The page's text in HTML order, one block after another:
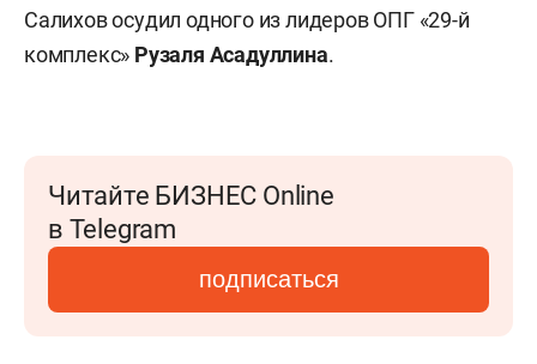
Салихов осудил одного из лидеров ОПГ «29-й
комплекс» Рузаля Асадуллина.
Читайте БИЗНЕС Online
в Telegram
подписаться